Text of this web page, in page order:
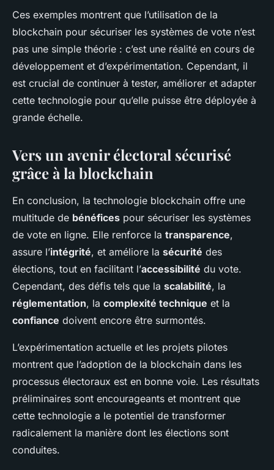
Ces exemples montrent que l’utilisation de la
blockchain pour sécuriser les systèmes de vote n’est
pas une simple théorie : c’est une réalité en cours de
développement et d’expérimentation. Cependant, il
est crucial de continuer à tester, améliorer et adapter
cette technologie pour qu’elle puisse être déployée à
grande échelle.
Vers un avenir électoral sécurisé
grâce à la blockchain
En conclusion, la technologie blockchain offre une
multitude de bénéfices pour sécuriser les systèmes
de vote en ligne. Elle renforce la transparence,
assure l’intégrité, et améliore la sécurité des
élections, tout en facilitant l’accessibilité du vote.
Cependant, des défis tels que la scalabilité, la
réglementation, la complexité technique et la
confiance doivent encore être surmontés.
L’expérimentation actuelle et les projets pilotes
montrent que l’adoption de la blockchain dans les
processus électoraux est en bonne voie. Les résultats
préliminaires sont encourageants et montrent que
cette technologie a le potentiel de transformer
radicalement la manière dont les élections sont
conduites.